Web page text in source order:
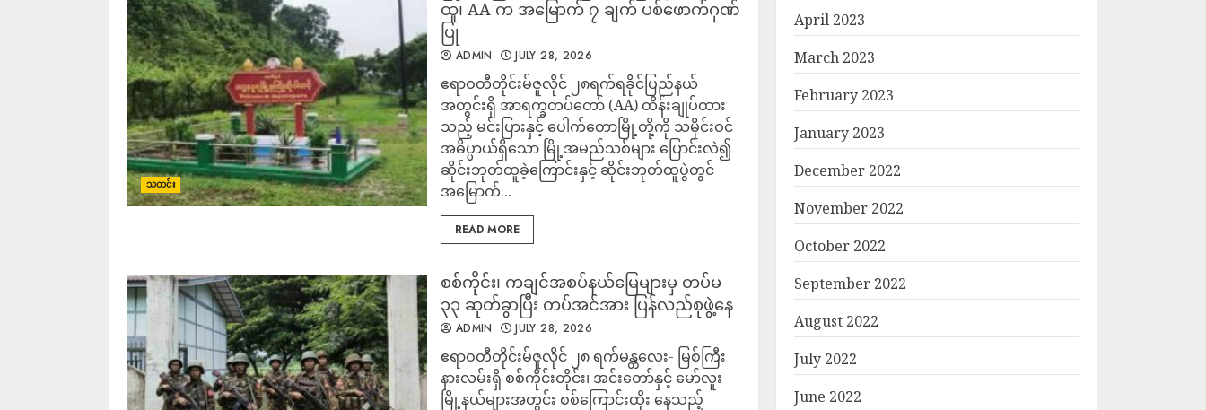
သတင်း
ထူ၊ AA က အမြောက် ၇ ချက် ပစ်ဖောက်ဂုဏ်
ပြု
ADMIN JULY 28, 2026
‎ဧရာဝတီတိုင်းမ်‎ဇူလိုင် ၂၈ရက်‎ရခိုင်ပြည်နယ်
အတွင်းရှိ အာရက္ခတပ်တော် (AA) ထိန်းချုပ်ထား
သည့် မင်းပြားနှင့် ပေါက်တောမြို့တို့ကို သမိုင်းဝင်
အဓိပ္ပာယ်ရှိသော မြို့အမည်သစ်များ ပြောင်းလဲ၍
ဆိုင်းဘုတ်ထူခဲ့ကြောင်းနှင့် ဆိုင်းဘုတ်ထူပွဲတွင်
အမြောက်...
READ MORE
စစ်ကိုင်း၊ ကချင်အစပ်နယ်မြေများမှ တပ်မ
၃၃ ဆုတ်ခွာပြီး တပ်အင်အား ပြန်လည်စုဖွဲ့နေ
ADMIN JULY 28, 2026
‎ဧရာဝတီတိုင်းမ်‎ဇူလိုင် ၂၈ ရက်‎‎မန္တလေး- မြစ်ကြီး
နားလမ်းရှိ စစ်ကိုင်းတိုင်း၊ အင်းတော်နှင့် မော်လူး
မြို့နယ်များအတွင်း စစ်ကြောင်းထိုး နေသည့်
April 2023
March 2023
February 2023
January 2023
December 2022
November 2022
October 2022
September 2022
August 2022
July 2022
June 2022